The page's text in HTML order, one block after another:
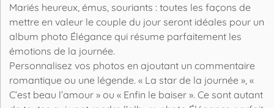
Mariés heureux, émus, souriants : toutes les façons de
mettre en valeur le couple du jour seront idéales pour un
album photo Élégance qui résume parfaitement les
émotions de la journée.
Personnalisez vos photos en ajoutant un commentaire
romantique ou une légende. « La star de la journée », «
C’est beau l’amour » ou « Enfin le baiser ». Ce sont autant